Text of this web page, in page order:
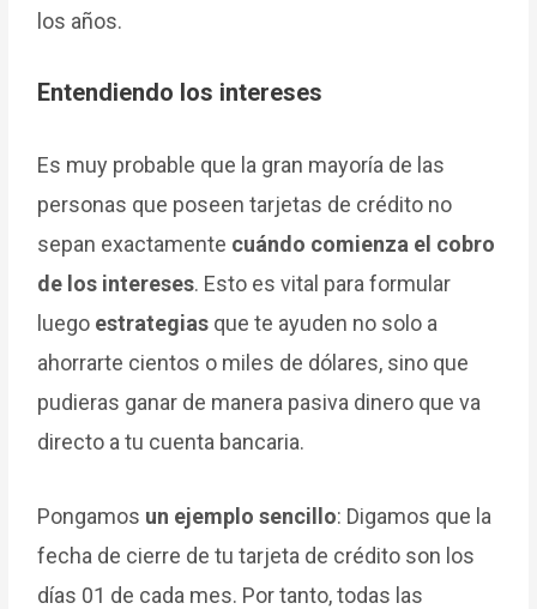
los años.
Entendiendo los intereses
Es muy probable que la gran mayoría de las
personas que poseen tarjetas de crédito no
sepan exactamente cuándo comienza el cobro
de los intereses. Esto es vital para formular
luego estrategias que te ayuden no solo a
ahorrarte cientos o miles de dólares, sino que
pudieras ganar de manera pasiva dinero que va
directo a tu cuenta bancaria.
Pongamos un ejemplo sencillo: Digamos que la
fecha de cierre de tu tarjeta de crédito son los
días 01 de cada mes. Por tanto, todas las